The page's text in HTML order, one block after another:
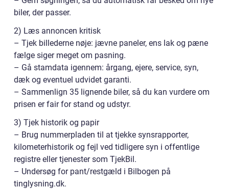
biler, der passer.
2) Læs annoncen kritisk
– Tjek billederne nøje: jævne paneler, ens lak og pæne
fælge siger meget om pasning.
– Gå stamdata igennem: årgang, ejere, service, syn,
dæk og eventuel udvidet garanti.
– Sammenlign 35 lignende biler, så du kan vurdere om
prisen er fair for stand og udstyr.
3) Tjek historik og papir
– Brug nummerpladen til at tjekke synsrapporter,
kilometerhistorik og fejl ved tidligere syn i offentlige
registre eller tjenester som TjekBil.
– Undersøg for pant/restgæld i Bilbogen på
tinglysning.dk.